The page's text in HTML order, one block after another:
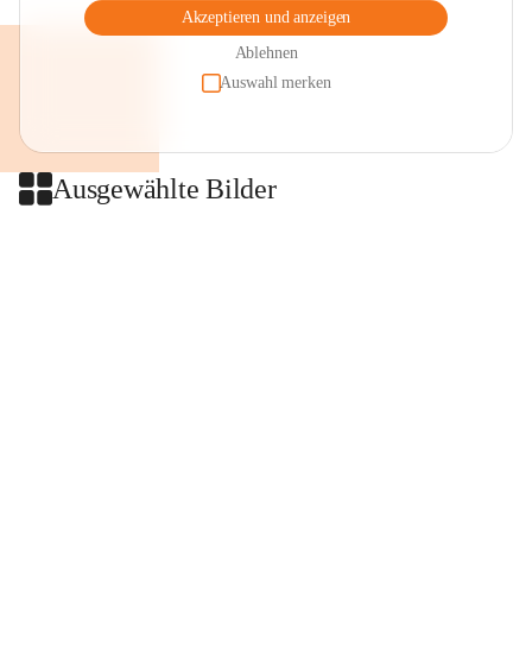
Akzeptieren und anzeigen
Ablehnen
Auswahl merken
Ausgewählte Bilder